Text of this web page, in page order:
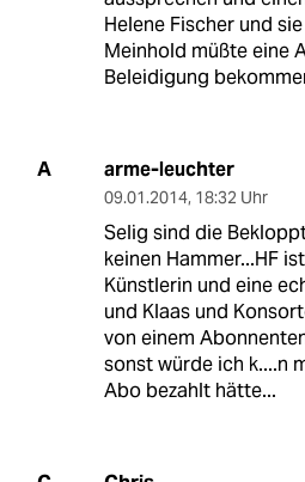
Helene Fischer und
Meinhold müßte eine
Beleidigung
A arme-leuchter
09.01.2014, 18:32 Uhr
Selig sind die
keinen Hammer...HF
Künstlerin und eine
und Klaas und
von einem
sonst würde ich k....n
Abo bezahlt hätte...